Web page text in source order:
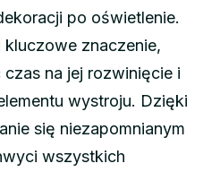
po oświetlenie.
kluczowe znaczenie,
na jej rozwinięcie i
wystroju. Dzięki
się niezapomnianym
wszystkich